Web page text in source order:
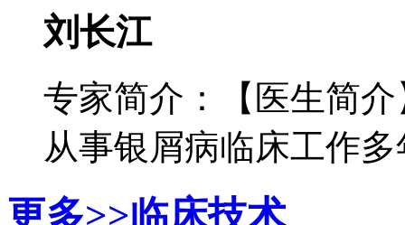
刘长江
专家简介：【医生简
从事银屑病临床工作多
更多>>临床技术